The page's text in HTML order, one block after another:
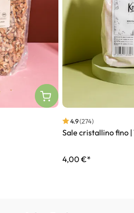
4.9(274)
Sale cristallino fino |
4,00 €*